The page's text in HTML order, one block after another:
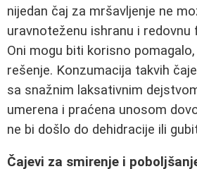
nijedan čaj za mršavljenje ne
uravnoteženu ishranu i
Oni mogu biti korisno
rešenje. Konzumacija takvih
sa snažnim laksativnim
umerena i praćena unosom
ne bi došlo do dehidracije ili
Čajevi za smirenje i